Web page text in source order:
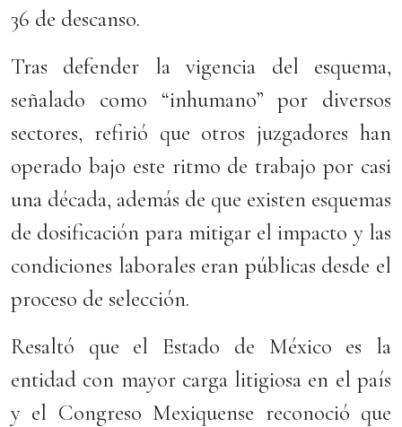
36 de descanso.
Tras defender la vigencia del esquema,
señalado como “inhumano” por diversos
sectores, refirió que otros juzgadores han
operado bajo este ritmo de trabajo por casi
una década, además de que existen esquemas
de dosificación para mitigar el impacto y las
condiciones laborales eran públicas desde el
proceso de selección.
Resaltó que el Estado de México es la
entidad con mayor carga litigiosa en el país
y el Congreso Mexiquense reconoció que